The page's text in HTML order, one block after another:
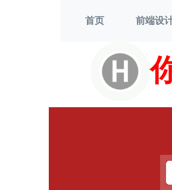
首页 前端设